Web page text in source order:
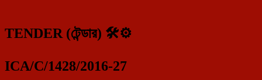
TENDER (টেন্ডার) 🛠️⚙️
ICA/C/1428/2016-27